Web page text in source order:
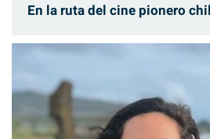
En la ruta del cine pionero